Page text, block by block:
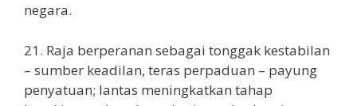
negara.
21. Raja berperanan sebagai tonggak kestabilan
– sumber keadilan, teras perpaduan – payung
penyatuan; lantas meningkatkan tahap